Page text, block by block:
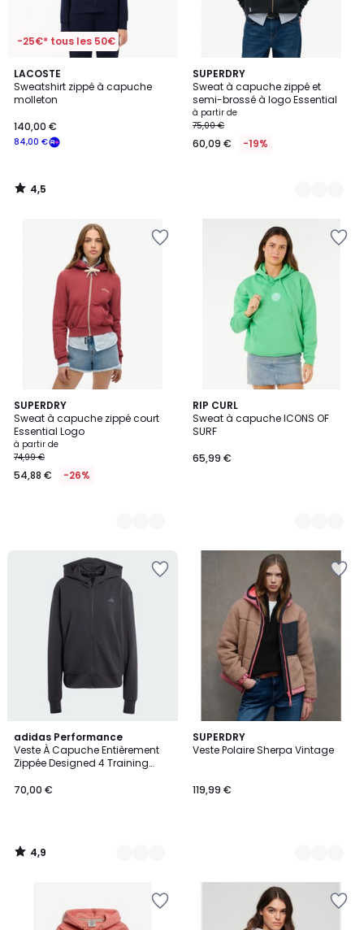
-25€* tous les 50€
LACOSTE
Sweatshirt zippé à capuche
molleton
84,00 €
140,00 €
4,5
/ 5
4,5
/
SUPERDRY
Sweat à capuche zippé et
semi-brossé à logo Essential
à partir de
75,00 €
60,09 € -19%
4
Couleurs
SUPERDRY
Sweat à capuche zippé court
Essential Logo
à partir de
74,99 €
54,88 € -26%
5
Couleurs
RIP CURL
Sweat à capuche ICONS OF
SURF
65,99 €
4
Couleurs
adidas Performance
Veste À Capuche Entièrement
Zippée Designed 4 Training
Zippée Designed 4 Training
70,00 €
4,9
/ 5
3
Couleurs
4,9
/
SUPERDRY
Veste Polaire Sherpa Vintage
119,99 €
2
Couleurs